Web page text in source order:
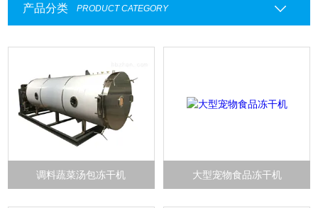
产品分类 PRODUCT CATEGORY
调料蔬菜汤包冻干机 大型宠物食品冻干机